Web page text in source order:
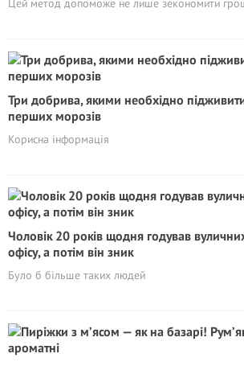
Цей метод допоможе не лише зекономити
Три добрива, якими необхідно
перших морозів
Корисна iнформація
Чоловік 20 років щодня годував вуличних
офісу, а потім він зник
Було б більше таких людей